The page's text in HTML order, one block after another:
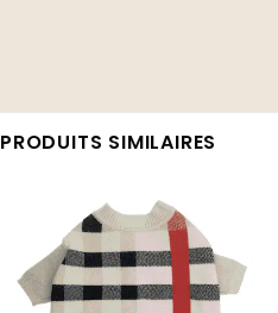
PRODUITS SIMILAIRES